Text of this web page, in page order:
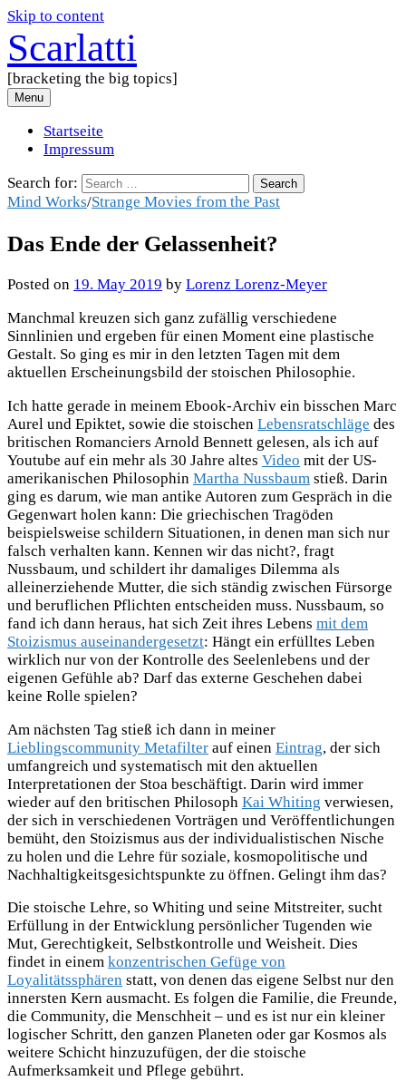
Skip to content
Scarlatti
[bracketing the big topics]
Menu
Startseite
Impressum
Search for:
Mind Works/Strange Movies from the Past
Das Ende der Gelassenheit?
Posted on 19. May 2019 by Lorenz Lorenz-Meyer
Manchmal kreuzen sich ganz zufällig verschiedene
Sinnlinien und ergeben für einen Moment eine plastische
Gestalt. So ging es mir in den letzten Tagen mit dem
aktuellen Erscheinungsbild der stoischen Philosophie.
Ich hatte gerade in meinem Ebook-Archiv ein bisschen Marc
Aurel und Epiktet, sowie die stoischen Lebensratschläge des
britischen Romanciers Arnold Bennett gelesen, als ich auf
Youtube auf ein mehr als 30 Jahre altes Video mit der US-
amerikanischen Philosophin Martha Nussbaum stieß. Darin
ging es darum, wie man antike Autoren zum Gespräch in die
Gegenwart holen kann: Die griechischen Tragöden
beispielsweise schildern Situationen, in denen man sich nur
falsch verhalten kann. Kennen wir das nicht?, fragt
Nussbaum, und schildert ihr damaliges Dilemma als
alleinerziehende Mutter, die sich ständig zwischen Fürsorge
und beruflichen Pflichten entscheiden muss. Nussbaum, so
fand ich dann heraus, hat sich Zeit ihres Lebens mit dem
Stoizismus auseinandergesetzt: Hängt ein erfülltes Leben
wirklich nur von der Kontrolle des Seelenlebens und der
eigenen Gefühle ab? Darf das externe Geschehen dabei
keine Rolle spielen?
Am nächsten Tag stieß ich dann in meiner
Lieblingscommunity Metafilter auf einen Eintrag, der sich
umfangreich und systematisch mit den aktuellen
Interpretationen der Stoa beschäftigt. Darin wird immer
wieder auf den britischen Philosoph Kai Whiting verwiesen,
der sich in verschiedenen Vorträgen und Veröffentlichungen
bemüht, den Stoizismus aus der individualistischen Nische
zu holen und die Lehre für soziale, kosmopolitische und
Nachhaltigkeitsgesichtspunkte zu öffnen. Gelingt ihm das?
Die stoische Lehre, so Whiting und seine Mitstreiter, sucht
Erfüllung in der Entwicklung persönlicher Tugenden wie
Mut, Gerechtigkeit, Selbstkontrolle und Weisheit. Dies
findet in einem konzentrischen Gefüge von
Loyalitätssphären statt, von denen das eigene Selbst nur den
innersten Kern ausmacht. Es folgen die Familie, die Freunde,
die Community, die Menschheit – und es ist nur ein kleiner
logischer Schritt, den ganzen Planeten oder gar Kosmos als
weitere Schicht hinzuzufügen, der die stoische
Aufmerksamkeit und Pflege gebührt.